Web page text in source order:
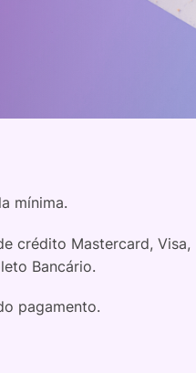
mínima.
crédito Mastercard, Visa,
Bancário.
pagamento.